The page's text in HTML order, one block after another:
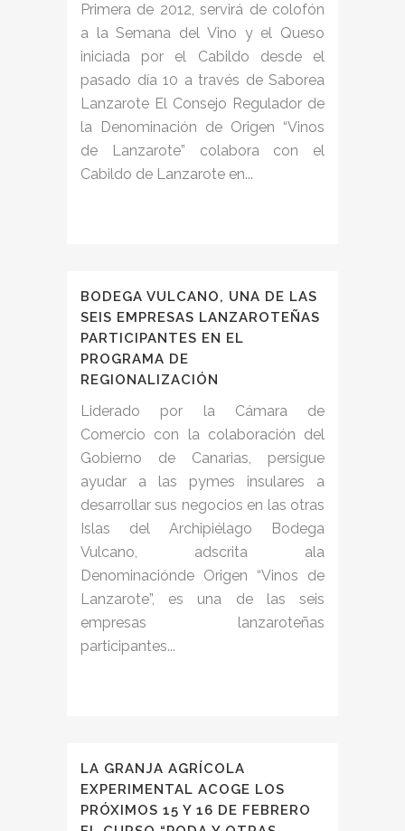
Primera de 2012, servirá de colofón
a la Semana del Vino y el Queso
iniciada por el Cabildo desde el
pasado día 10 a través de Saborea
Lanzarote El Consejo Regulador de
la Denominación de Origen “Vinos
de Lanzarote” colabora con el
Cabildo de Lanzarote en...
BODEGA VULCANO, UNA DE LAS
SEIS EMPRESAS LANZAROTEÑAS
PARTICIPANTES EN EL
PROGRAMA DE
REGIONALIZACIÓN
Liderado por la Cámara de
Comercio con la colaboración del
Gobierno de Canarias, persigue
ayudar a las pymes insulares a
desarrollar sus negocios en las otras
Islas del Archipiélago Bodega
Vulcano, adscrita ala
Denominaciónde Origen “Vinos de
Lanzarote”, es una de las seis
empresas lanzaroteñas
participantes...
LA GRANJA AGRÍCOLA
EXPERIMENTAL ACOGE LOS
PRÓXIMOS 15 Y 16 DE FEBRERO